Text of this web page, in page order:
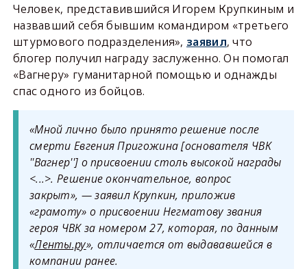
Человек, представившийся Игорем Крупкиным и
назвавший себя бывшим командиром «третьего
штурмового подразделения», заявил, что
блогер получил награду заслуженно. Он помогал
«Вагнеру» гуманитарной помощью и однажды
спас одного из бойцов.
«Мной лично было принято решение после
смерти Евгения Пригожина [основателя ЧВК
''Вагнер''] о присвоении столь высокой награды
<...>. Решение окончательное, вопрос
закрыт», — заявил Крупкин, приложив
«грамоту» о присвоении Негматову звания
героя ЧВК за номером 27, которая, по данным
«Ленты.ру», отличается от выдававшейся в
компании ранее.